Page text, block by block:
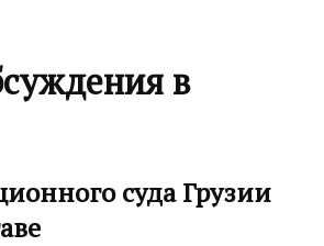
в
суда Грузии